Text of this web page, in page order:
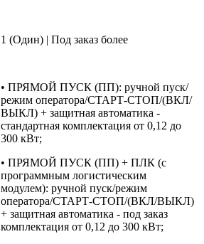
1 (Один) | Под заказ более
• ПРЯМОЙ ПУСК (ПП): ручной пуск/
режим оператора/СТАРТ-СТОП/(ВКЛ/
ВЫКЛ) + защитная автоматика -
стандартная комплектация от 0,12 до
300 кВт;
• ПРЯМОЙ ПУСК (ПП) + ПЛК (с
программным логистическим
модулем): ручной пуск/режим
оператора/СТАРТ-СТОП/(ВКЛ/ВЫКЛ)
+ защитная автоматика - под заказ
комплектация от 0,12 до 300 кВт;